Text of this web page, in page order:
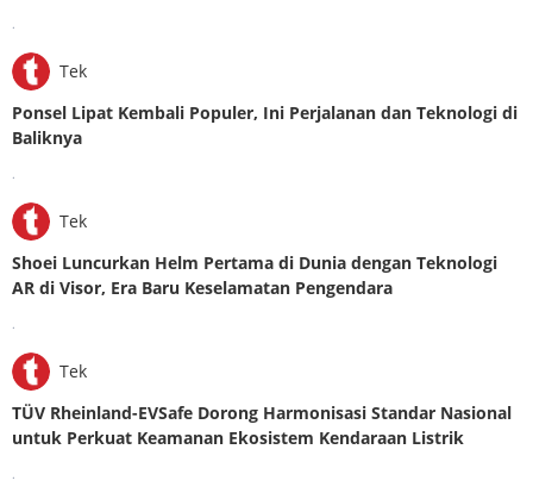
Tek
Ponsel Lipat Kembali Populer, Ini Perjalanan dan Teknologi di
Baliknya
Tek
Shoei Luncurkan Helm Pertama di Dunia dengan Teknologi
AR di Visor, Era Baru Keselamatan Pengendara
Tek
TÜV Rheinland-EVSafe Dorong Harmonisasi Standar Nasional
untuk Perkuat Keamanan Ekosistem Kendaraan Listrik